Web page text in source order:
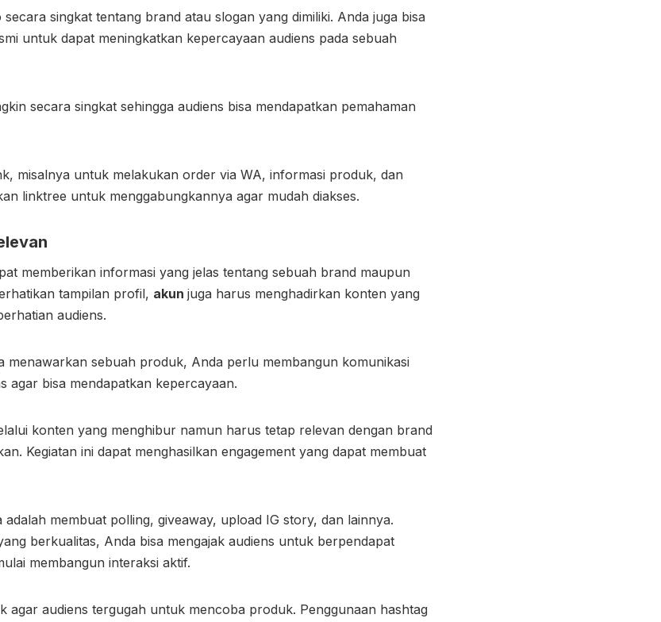
singkat tentang brand atau slogan yang dimiliki. Anda juga bisa
untuk dapat meningkatkan kepercayaan audiens pada sebuah
secara singkat sehingga audiens bisa mendapatkan pemahaman
misalnya untuk melakukan order via WA, informasi produk, dan
linktree untuk menggabungkannya agar mudah diakses.
memberikan informasi yang jelas tentang sebuah brand maupun
tampilan profil, akun juga harus menghadirkan konten yang
audiens.
menawarkan sebuah produk, Anda perlu membangun komunikasi
agar bisa mendapatkan kepercayaan.
konten yang menghibur namun harus tetap relevan dengan brand
Kegiatan ini dapat menghasilkan engagement yang dapat membuat
membuat polling, giveaway, upload IG story, dan lainnya.
berkualitas, Anda bisa mengajak audiens untuk berpendapat
membangun interaksi aktif.
agar audiens tergugah untuk mencoba produk. Penggunaan hashtag